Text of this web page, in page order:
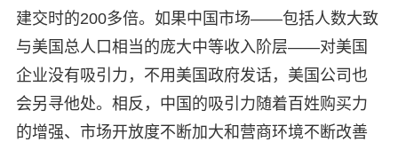
建交时的200多倍。如果中国市场——包括人数大致
与美国总人口相当的庞大中等收入阶层——对美国
企业没有吸引力，不用美国政府发话，美国公司也
会另寻他处。相反，中国的吸引力随着百姓购买力
的增强、市场开放度不断加大和营商环境不断改善